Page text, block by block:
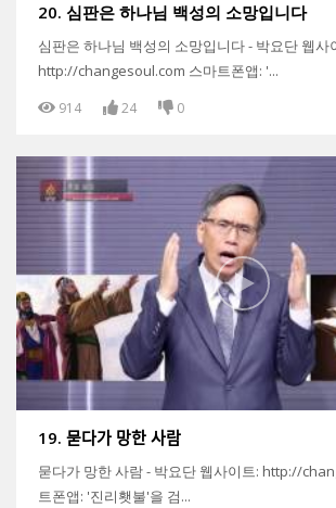
20. 심판은 하나님 백성의 소망입니다
심판은 하나님 백성의 소망입니다 - 박요단 웹사
http://changesoul.com 스마트폰앱: '...
914 24 0
19. 묻다가 망한 사람
묻다가 망한 사람 - 박요단 웹사이트: http://
트폰앱: '진리횃불'을 검...